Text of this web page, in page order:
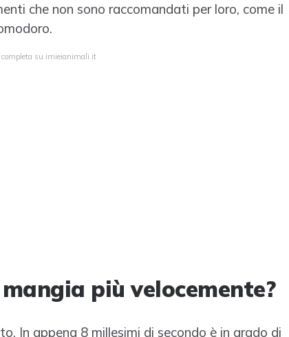
che non sono raccomandati per loro, come il
su imieianimali.it
più velocemente?
In appena 8 millesimi di secondo è in grado di